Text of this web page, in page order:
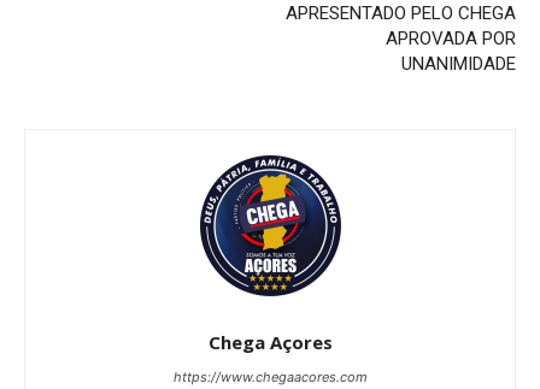
APRESENTADO PELO CHEGA
APROVADA POR
UNANIMIDADE
Chega Açores
https://www.chegaacores.com